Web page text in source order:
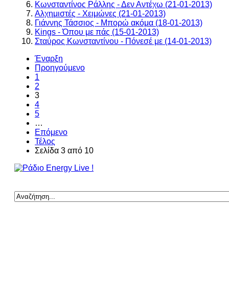
Κωνσταντίνος Ράλλης - Δεν Αντέχω (21-01-2013)
Αλχημιστές - Χειμώνες (21-01-2013)
Γιάννης Τάσσιος - Μπορώ ακόμα (18-01-2013)
Kings - Όπου με πάς (15-01-2013)
Σταύρος Κωνσταντίνου - Πόνεσέ με (14-01-2013)
Έναρξη
Προηγούμενο
1
2
3
4
5
…
Επόμενο
Τέλος
Σελίδα 3 από 10